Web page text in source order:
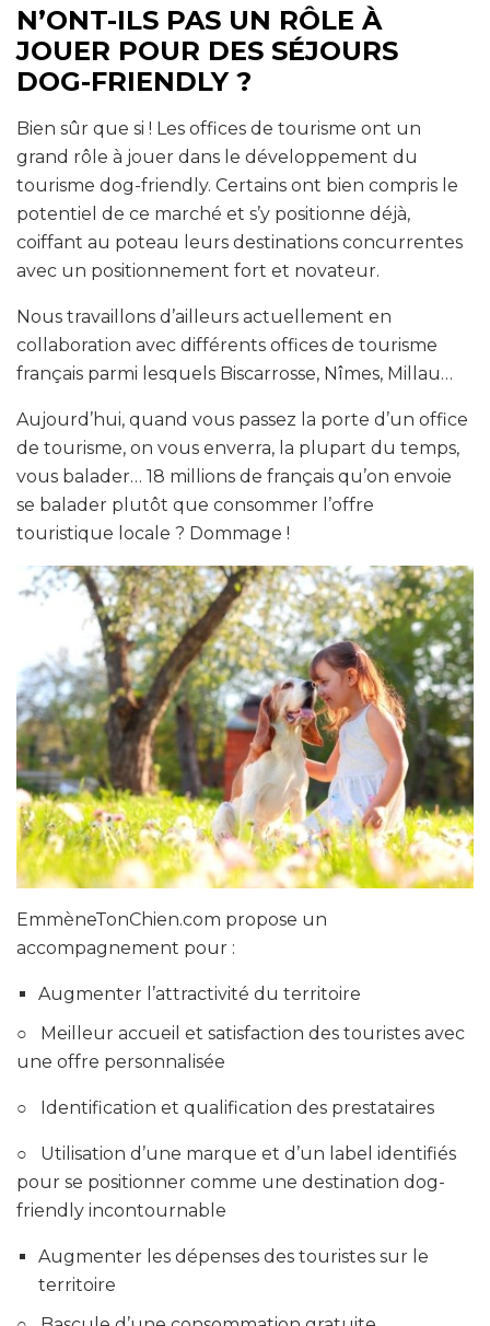
N’ONT-ILS PAS UN RÔLE À
JOUER POUR DES SÉJOURS
DOG-FRIENDLY ?
Bien sûr que si ! Les offices de tourisme ont un
grand rôle à jouer dans le développement du
tourisme dog-friendly. Certains ont bien compris le
potentiel de ce marché et s’y positionne déjà,
coiffant au poteau leurs destinations concurrentes
avec un positionnement fort et novateur.
Nous travaillons d’ailleurs actuellement en
collaboration avec différents offices de tourisme
français parmi lesquels Biscarrosse, Nîmes, Millau…
Aujourd’hui, quand vous passez la porte d’un office
de tourisme, on vous enverra, la plupart du temps,
vous balader… 18 millions de français qu’on envoie
se balader plutôt que consommer l’offre
touristique locale ? Dommage !
EmmèneTonChien.com propose un
accompagnement pour :
Augmenter l’attractivité du territoire
○ Meilleur accueil et satisfaction des touristes avec
une offre personnalisée
○ Identification et qualification des prestataires
○ Utilisation d’une marque et d’un label identifiés
pour se positionner comme une destination dog-
friendly incontournable
Augmenter les dépenses des touristes sur le
territoire